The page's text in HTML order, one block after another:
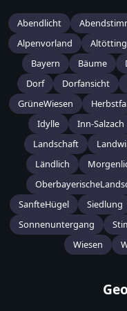
Abendlicht
Alpenvorland
Altötting
Bayern
Bäume
Dorf
Dorfansicht
GrüneWiesen
Idylle
Inn-Salzach
Landschaft
Ländlich
SanfteHügel
Siedlung
Sonnenuntergang
Wiesen